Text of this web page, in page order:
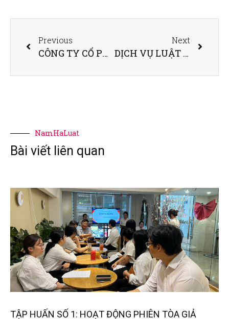
Previous
CÔNG TY CỔ PHẦN – THÀNH LẬP MỚI
Next
DỊCH VỤ LUẬT SƯ TƯ VẤN ĐẦU TƯ & PHÁP LÝ DỰ ÁN
NamHaLuat
Bài viết liên quan
TẬP HUẤN SỐ 1: HOẠT ĐỘNG PHIÊN TÒA GIẢ